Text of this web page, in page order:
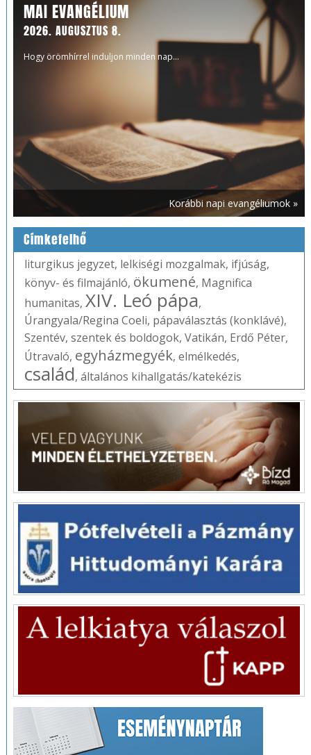
MAI EVANGÉLIUM
2026. AUGUSZTUS 8.
Hogy örömhírrel induljon minden nap...
Korábbi napi evangéliumok »
Címkefelhő
liturgikus jegyzet, lelkiségi mozgalmak, ifjúság,
könyv- és filmajánló, ökumené, Magnifica
humanitas, XIV. Leó pápa,
Úrangyala/Regina Coeli, pápaválasztás (konklávé),
Szentév, szentek és boldogok, Vatikán, Erdő Péter,
Útravaló, egyházmegyék, elmélkedés,
család, általános kihallgatás/katekézis